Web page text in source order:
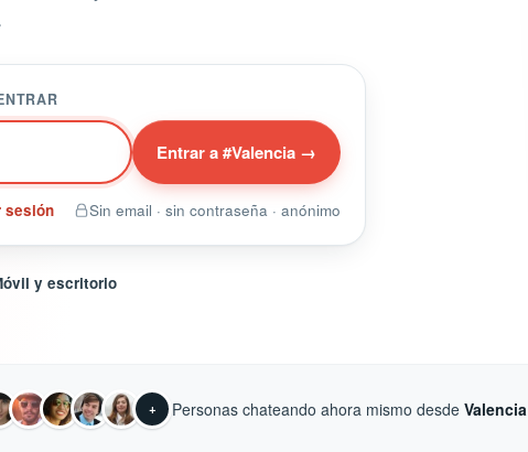
Entrar a #Valencia →
sesión Sin email · sin contraseña · anónimo
y escritorio
+ Personas chateando ahora mismo desdeValencia